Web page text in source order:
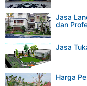
Jasa
dan
Jasa
Harga